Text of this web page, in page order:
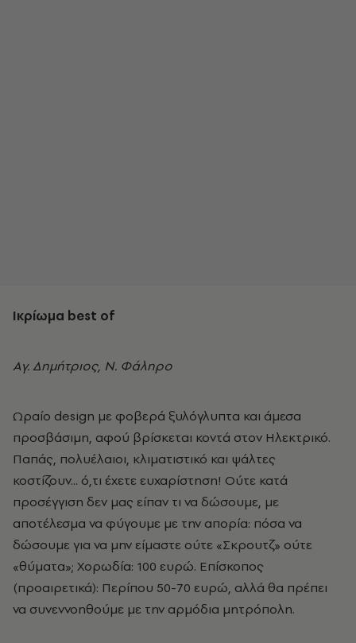
Iκρίωμα best of
Aγ. Δημήτριος, N. Φάληρο
Ωραίο design με φοβερά ξυλόγλυπτα και άμεσα
προσβάσιμη, αφού βρίσκεται κοντά στον Ηλεκτρικό.
Παπάς, πολυέλαιοι, κλιματιστικό και ψάλτες
κοστίζουν... ό,τι έχετε ευχαρίστηση! Oύτε κατά
προσέγγιση δεν μας είπαν τι να δώσουμε, με
αποτέλεσμα να φύγουμε με την απορία: πόσα να
δώσουμε για να μην είμαστε ούτε «Σκρουτζ» ούτε
«θύματα»; Xορωδία: 100 ευρώ. Eπίσκοπος
(προαιρετικά): Περίπου 50-70 ευρώ, αλλά θα πρέπει
να συνεννοηθούμε με την αρμόδια μητρόπολη.